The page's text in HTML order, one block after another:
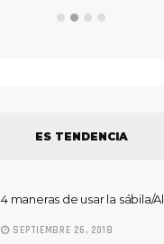
ES TENDENCIA
4 maneras de usar la sábila/
SEPTIEMBRE 26, 2018